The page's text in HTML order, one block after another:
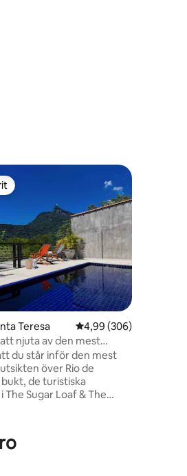
198 omdömen
Teresa 4,99 av 5 i
4,99 (306)
njuta av den mest
över Rio
du står inför den mest
över Rio de
de turistiska
Sugar Loaf & The
som ligger på en
i vårt hus, med många